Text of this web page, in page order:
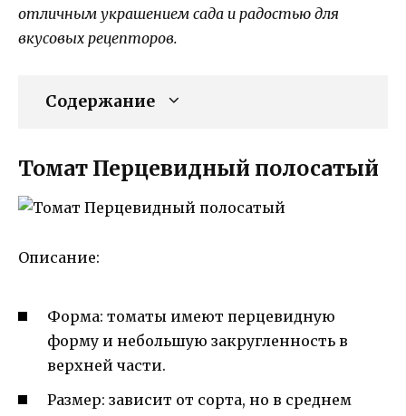
отличным украшением сада и радостью для
вкусовых рецепторов.
Содержание
Томат Перцевидный полосатый
Описание:
Форма: томаты имеют перцевидную
форму и небольшую закругленность в
верхней части.
Размер: зависит от сорта, но в среднем